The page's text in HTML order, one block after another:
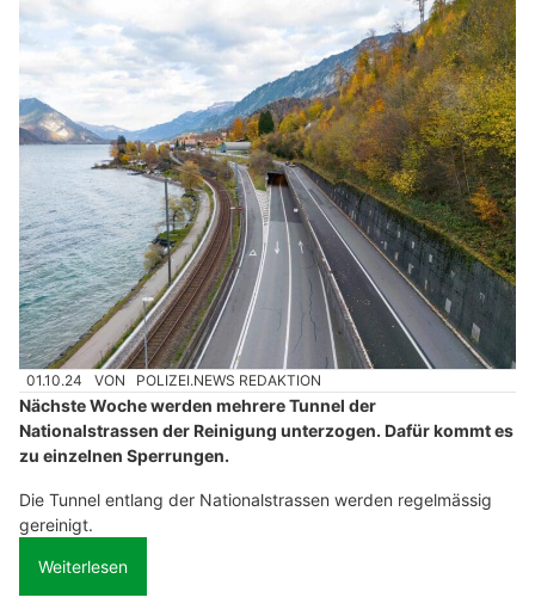
01.10.24 VON POLIZEI.NEWS REDAKTION
Nächste Woche werden mehrere Tunnel der
Nationalstrassen der Reinigung unterzogen. Dafür kommt es
zu einzelnen Sperrungen.
Die Tunnel entlang der Nationalstrassen werden regelmässig
gereinigt.
Weiterlesen